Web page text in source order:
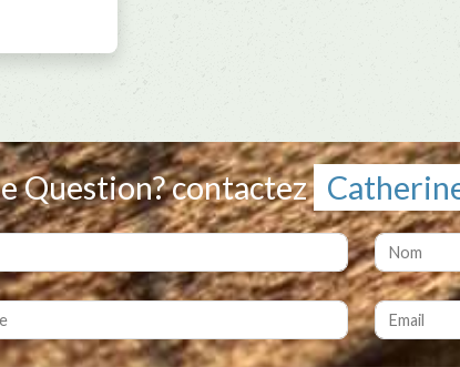
Question? contactez